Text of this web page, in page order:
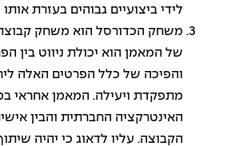
לידי ביצועיים גבוהים בעזרת
משחק הכדורסל הוא משחק
של המאמן הוא יכולת ניווט בין
והפיכה של כלל הפרטים האלה
מתפקדת ויעילה. המאמן אחראי
האינטרקציה החברתית והבין
הקבוצה. עליו לדאוג כי יהיה